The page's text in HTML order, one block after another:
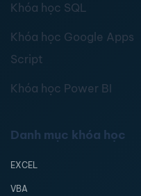
Khóa học SQL
Khóa học Google Apps
Script
Khóa học Power BI
Danh mục khóa học
EXCEL
VBA